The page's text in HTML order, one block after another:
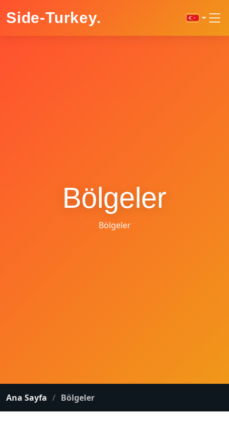
Side-Turkey.
Bölgeler
Bölgeler
Ana Sayfa Bölgeler